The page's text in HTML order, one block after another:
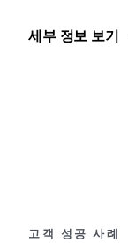
세부 정보 보기
고객 성공 사례